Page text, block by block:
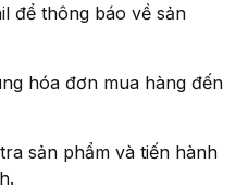
để thông báo về sản
hóa đơn mua hàng đến
sản phẩm và tiến hành